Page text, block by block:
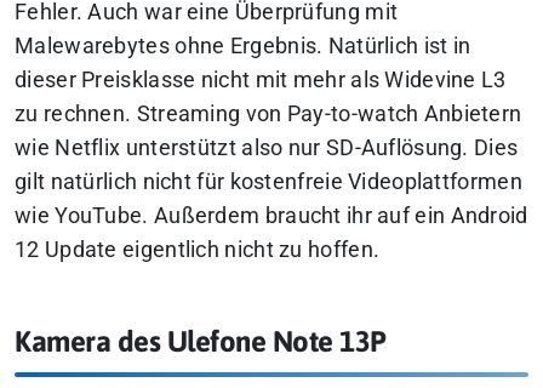
Fehler. Auch war eine Überprüfung mit
Malewarebytes ohne Ergebnis. Natürlich ist in
dieser Preisklasse nicht mit mehr als Widevine L3
zu rechnen. Streaming von Pay-to-watch Anbietern
wie Netflix unterstützt also nur SD-Auflösung. Dies
gilt natürlich nicht für kostenfreie Videoplattformen
wie YouTube. Außerdem braucht ihr auf ein Android
12 Update eigentlich nicht zu hoffen.
Kamera des Ulefone Note 13P